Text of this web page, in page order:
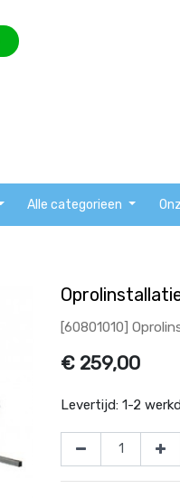
Alle categorieen
[60801010]
€ 259,00
Levertijd: 1-2